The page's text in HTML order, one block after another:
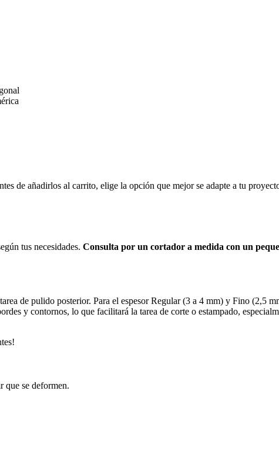
de añadirlos al carrito, elige la opción que mejor se adapte a tu
tus necesidades.Consulta por un cortador a medida con un
de pulido posterior. Para el espesor Regular (3 a 4 mm) y Fino (2,5
y contornos, lo que facilitará la tarea de corte o estampado,
que se deformen.